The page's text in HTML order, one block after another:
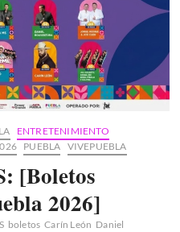
ENTRETENIMIENTO
PUEBLA VIVEPUEBLA
[Boletos
2026]
boletos Carín León Daniel